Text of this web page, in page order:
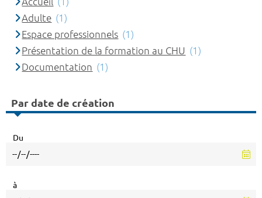
Adulte (1)
Espace professionnels (1)
Présentation de la formation au CHU (1)
Documentation (1)
Par date de création
Du
à